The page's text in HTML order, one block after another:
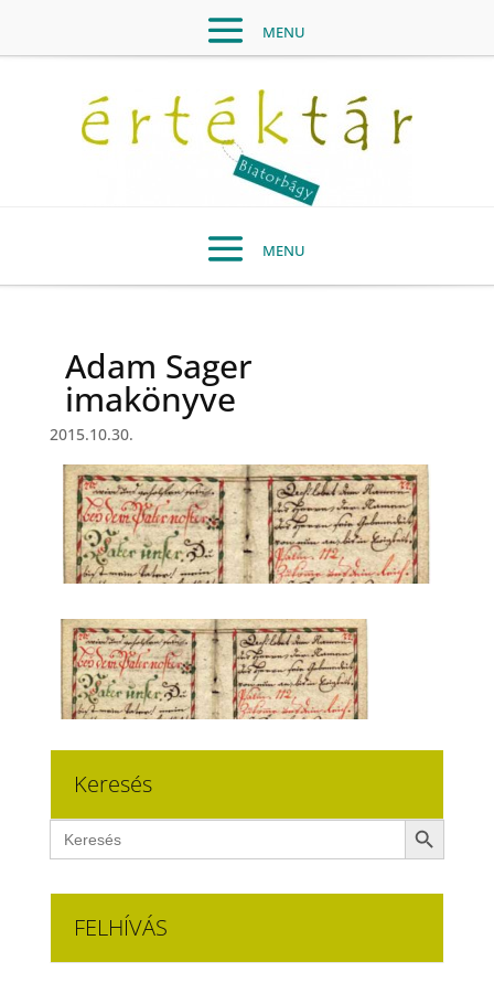
Adam Sager
imakönyve
2015.10.30.
Keresés
Search
for:
Search Button
FELHÍVÁS